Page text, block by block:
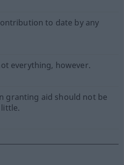
to date by any
everything, however.
granting aid should not be